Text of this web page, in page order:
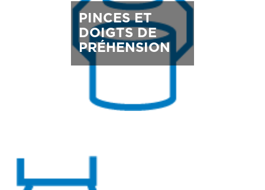
PINCES ET
DOIGTS DE
PRÉHENSION